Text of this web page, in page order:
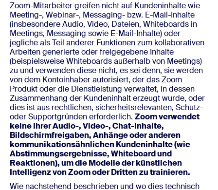
Zoom-Mitarbeiter greifen nicht auf Kundeninhalte wie
Meeting-, Webinar-, Messaging- bzw. E-Mail-Inhalte
(insbesondere Audio, Video, Dateien, Whiteboards in
Meetings, Messaging sowie E-Mail-Inhalte) oder
jegliche als Teil anderer Funktionen zum kollaborativen
Arbeiten generierte oder freigegebene Inhalte
(beispielsweise Whiteboards außerhalb von Meetings)
zu und verwenden diese nicht, es sei denn, sie werden
von dem Kontoinhaber autorisiert, der das Zoom
Produkt oder die Dienstleistung verwaltet, in dessen
Zusammenhang der Kundeninhalt erzeugt wurde, oder
dies ist aus rechtlichen, sicherheitsrelevanten, Schutz-
oder Supportgründen erforderlich. Zoom verwendet
keine Ihrer Audio-, Video-, Chat-Inhalte,
Bildschirmfreigaben, Anhänge oder anderen
kommunikationsähnlichen Kundeninhalte (wie
Abstimmungsergebnisse, Whiteboard und
Reaktionen), um die Modelle der künstlichen
Intelligenz von Zoom oder Dritten zu trainieren.
Wie nachstehend beschrieben und wo dies technisch